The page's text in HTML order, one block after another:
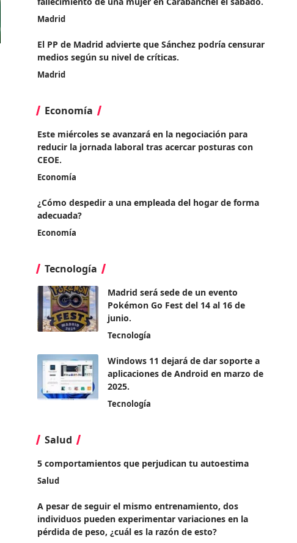
Madrid
El PP de Madrid advierte que Sánchez podría censurar
medios según su nivel de críticas.
Madrid
Economía
Este miércoles se avanzará en la negociación para
reducir la jornada laboral tras acercar posturas con
CEOE.
Economía
¿Cómo despedir a una empleada del hogar de forma
adecuada?
Economía
Tecnología
Madrid será sede de un evento
Pokémon Go Fest del 14 al 16 de
junio.
Tecnología
Windows 11 dejará de dar soporte a
aplicaciones de Android en marzo de
2025.
Tecnología
Salud
5 comportamientos que perjudican tu autoestima
Salud
A pesar de seguir el mismo entrenamiento, dos
individuos pueden experimentar variaciones en la
pérdida de peso, ¿cuál es la razón de esto?